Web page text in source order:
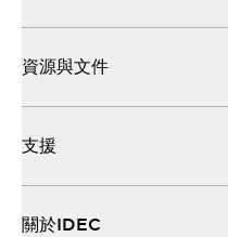
資源與文件
支援
關於IDEC